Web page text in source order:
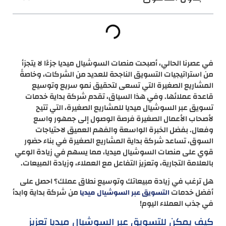
في عصرنا الحالي، أصبحت منصات السوشيال ميديا جزءًا لا يتجزأ
من استراتيجيات التسويق الناجحة للعديد من الشركات، وخاصةً
المشاريع الصغيرة التي تسعى لتحقيق نمو سريع وتوسيع
قاعدة عملائها. وفي هذا السياق، تقدم شركة بداية خدمات
تسويق عبر السوشيال ميديا للمشاريع الصغيرة، التي تتيح
لأصحاب الأعمال الصغيرة فرصة الوصول إلى جمهور واسع
وفعال. بفضل الخبرة الواسعة والفهم العميق لاحتياجات
السوق، تساعد شركة بداية المشاريع الصغيرة في بناء حضور
قوي على منصات السوشيال ميديا، مما يسهم في زيادة الوعي
بالعلامة التجارية، وتعزيز التفاعل مع العملاء، وزيادة المبيعات.
هل ترغب في زيادة مبيعاتك وتوسيع نطاق عملك؟ احصل على
أفضل خدماتالتسويق عبر السوشيال ميديامن شركة بداية وابدأ
في جذب العملاء اليوم!
كيف يمكن للتسويق عبر السوشيال ميديا تعزيز